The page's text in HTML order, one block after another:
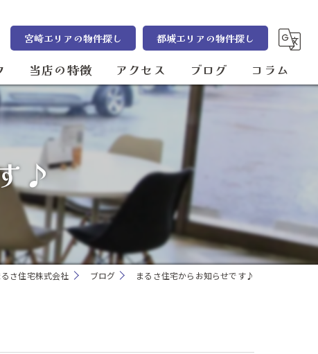
宮崎エリアの物件探し 都城エリアの物件探し
当店の特徴
売却
賃貸
売買
宮崎市の不動産
アクセス
まるさ住宅株式会社 都城本店
まるさ住宅株式会社 宮崎店
ブログ コラム
♪
さ住宅株式会社 ブログ まるさ住宅からお知らせです♪